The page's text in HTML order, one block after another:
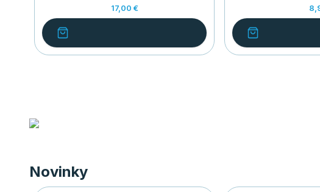
Novinky
17,00 €